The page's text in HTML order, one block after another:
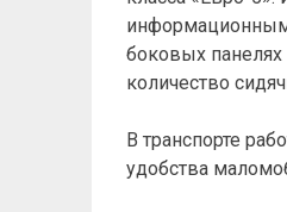
боковых
количество
В транспорте
удобства